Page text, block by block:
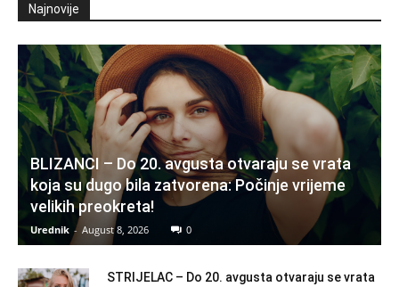
Najnovije
BLIZANCI – Do 20. avgusta otvaraju se vrata
koja su dugo bila zatvorena: Počinje vrijeme
velikih preokreta!
Urednik - August 8, 2026 0
STRIJELAC – Do 20. avgusta otvaraju se vrata